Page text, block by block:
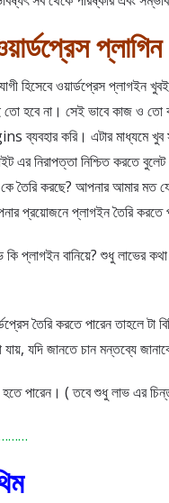
প্লাগিন
হিসেবে ওয়ার্ডপ্রেস
হবে না। সেই ভাবে কাজ ও তো
করি। এটার মাধ্যমে খুব
এর নিরাপত্তা নিশ্চিত করতে
তৈরি করছে? আপনার আমার মত
প্রয়োজনে প্লাগইন তৈরি করতে
প্লাগইন বানিয়ে? শুধু লাভের
তৈরি করতে পারেন তাহলে
যায়, যদি জানতে চান মন্তব্যে
পারেন। ( তবে শুধু লাভ এর